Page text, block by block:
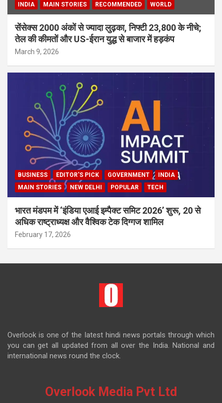
INDIA
MAIN STORIES RECOMMENDED WORLD
सेंसेक्स 2000 अंकों से ज्यादा लुढ़का, निफ्टी 23,800 के नीचे;
तेल की कीमतों और US-ईरान युद्ध से बाजार में हड़कंप
March 9, 2026
BUSINESS EDITOR'S PICK GOVERNMENT
INDIA
MAIN STORIES
NEW DELHI POPULAR TECH
भारत मंडपम में ‘इंडिया एआई इम्पैक्ट समिट 2026’ शुरू, 20 से
अधिक राष्ट्राध्यक्ष और वैश्विक टेक दिग्गज शामिल
February 17, 2026
Overlook is one of the latest hindi news portals through which
you can get all updated from all over the India. National and
international news round the clock.
Overlook Media Pvt Ltd